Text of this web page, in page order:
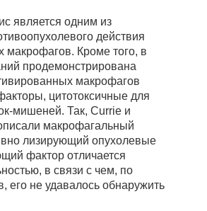
является одним из
действия
макрофагов. Кроме того, в
продемонстрирована
макрофагов
цитотоксичные для
мишеней. Так, Currie и
макрофагальный
лизирующий опухолевые
фактор отличается
в связи с чем, по
его не удавалось обнаружить